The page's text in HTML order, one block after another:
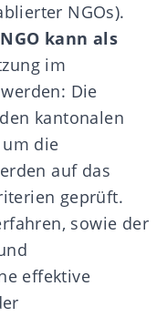
NGOs).
kann als
im
Die
kantonalen
die
auf das
geprüft.
sowie der
effektive